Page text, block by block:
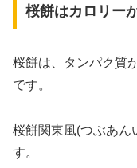
桜餅はカロリー
桜餅は、タンパク質
です。
桜餅関東風(つぶあん
す。